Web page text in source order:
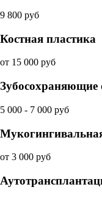
9 800 руб
Костная пластика
от 15 000 руб
Зубосохраняющие
5 000 - 7 000 руб
от 3 000 руб